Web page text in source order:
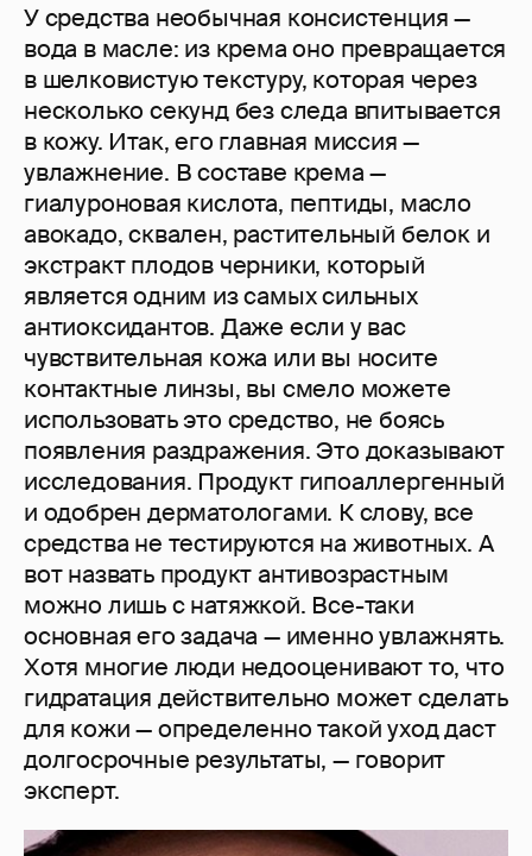
У средства необычная консистенция —
вода в масле: из крема оно превращается
в шелковистую текстуру, которая через
несколько секунд без следа впитывается
в кожу. Итак, его главная миссия —
увлажнение. В составе крема —
гиалуроновая кислота, пептиды, масло
авокадо, сквален, растительный белок и
экстракт плодов черники, который
является одним из самых сильных
антиоксидантов. Даже если у вас
чувствительная кожа или вы носите
контактные линзы, вы смело можете
использовать это средство, не боясь
появления раздражения. Это доказывают
исследования. Продукт гипоаллергенный
и одобрен дерматологами. К слову, все
средства не тестируются на животных. А
вот назвать продукт антивозрастным
можно лишь с натяжкой. Все-таки
основная его задача — именно увлажнять.
Хотя многие люди недооценивают то, что
гидратация действительно может сделать
для кожи — определенно такой уход даст
долгосрочные результаты, — говорит
эксперт.